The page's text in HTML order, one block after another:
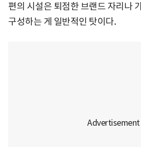
편의 시설은 퇴점한 브랜드 자리나
구성하는 게 일반적인 탓이다.